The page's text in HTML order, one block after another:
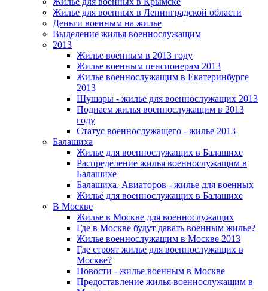
Жилье для военных в Ленинградской области
Деньги военным на жилье
Выделение жилья военнослужащим
2013
Жилье военным в 2013 году
Жилье военным пенсионерам 2013
Жилье военнослужащим в Екатеринбурге
2013
Шушары - жилье для военнослужащих 2013
Поднаем жилья военнослужащим в 2013
году
Статус военнослужащего - жилье 2013
Балашиха
Жилье для военнослужащих в Балашихе
Распределение жилья военнослужащим в
Балашихе
Балашиха, Авиаторов - жилье для военных
Жильё для военнослужащих в Балашихе
В Москве
Жилье в Москве для военнослужащих
Где в Москве будут давать военным жилье?
Жилье военнослужащим в Москве 2013
Где строят жилье для военнослужащих в
Москве?
Новости - жилье военным в Москве
Предоставление жилья военнослужащим в